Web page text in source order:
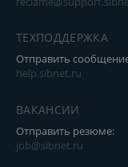
ТЕХПОДДЕРЖКА
Отправить
help.sibnet.ru
ВАКАНСИИ
Отправить резюме:
job@sibnet.ru